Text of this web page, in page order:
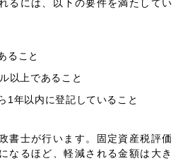
るには、以下の要件を満たしてい
ること
以上であること
1年以内に登記していること
書士が行います。固定資産税評価
なるほど、軽減される金額は大き